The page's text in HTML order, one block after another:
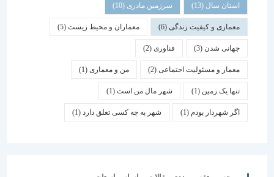
استان سال(13) سرزمین مادری(10)
معماری و کیفیت زندگی(6) معماران و محیط زیست(5)
جهانی شدن(3) فناوری (2)
معمار و مسئولیت اجتماعی(2) من و معماری (1)
تنها یک زمین(1) شهر مال من است(1)
اگر شهردار بودم (1) شهر به چه کسی تعلق دارد(1)